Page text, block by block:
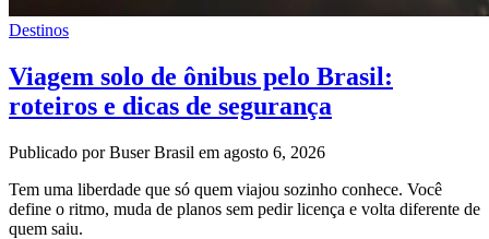
Destinos
Viagem solo de ônibus pelo Brasil:
roteiros e dicas de segurança
Publicado por Buser Brasil em agosto 6, 2026
Tem uma liberdade que só quem viajou sozinho conhece. Você
define o ritmo, muda de planos sem pedir licença e volta diferente de
quem saiu.